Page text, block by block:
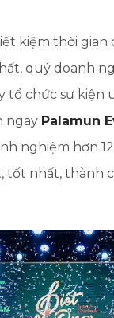
kiệm thời gian
quý doanh
tổ chức sự kiện
ngay Palamun
nghiệm hơn
tốt nhất, thành